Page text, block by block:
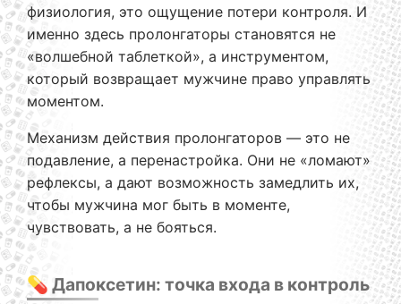
физиология, это ощущение потери контроля. И
именно здесь пролонгаторы становятся не
«волшебной таблеткой», а инструментом,
который возвращает мужчине право управлять
моментом.
Механизм действия пролонгаторов — это не
подавление, а перенастройка. Они не «ломают»
рефлексы, а дают возможность замедлить их,
чтобы мужчина мог быть в моменте,
чувствовать, а не бояться.
💊 Дапоксетин: точка входа в контроль